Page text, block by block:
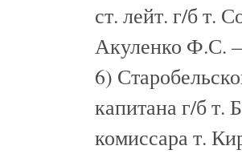
ст. лейт. г/б т.
Акуленко Ф.С.
6)
капитана г/б т.
комиссара т.